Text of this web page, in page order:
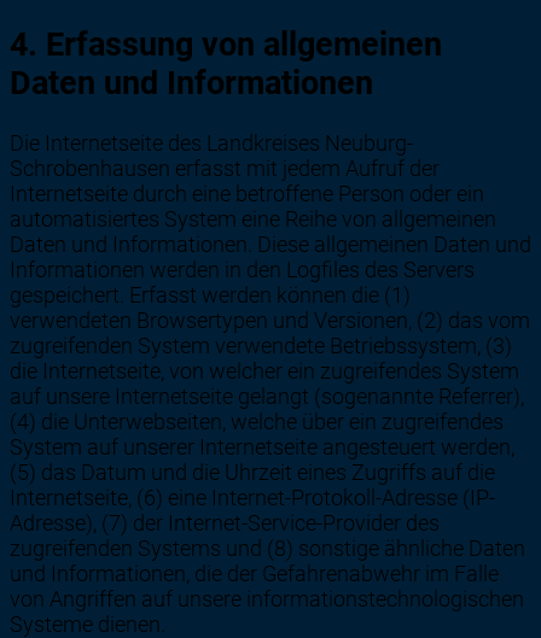
4. Erfassung von allgemeinen
Daten und Informationen
Die Internetseite des Landkreises Neuburg-
Schrobenhausen erfasst mit jedem Aufruf der
Internetseite durch eine betroffene Person oder ein
automatisiertes System eine Reihe von allgemeinen
Daten und Informationen. Diese allgemeinen Daten und
Informationen werden in den Logfiles des Servers
gespeichert. Erfasst werden können die (1)
verwendeten Browsertypen und Versionen, (2) das vom
zugreifenden System verwendete Betriebssystem, (3)
die Internetseite, von welcher ein zugreifendes System
auf unsere Internetseite gelangt (sogenannte Referrer),
(4) die Unterwebseiten, welche über ein zugreifendes
System auf unserer Internetseite angesteuert werden,
(5) das Datum und die Uhrzeit eines Zugriffs auf die
Internetseite, (6) eine Internet-Protokoll-Adresse (IP-
Adresse), (7) der Internet-Service-Provider des
zugreifenden Systems und (8) sonstige ähnliche Daten
und Informationen, die der Gefahrenabwehr im Falle
von Angriffen auf unsere informationstechnologischen
Systeme dienen.